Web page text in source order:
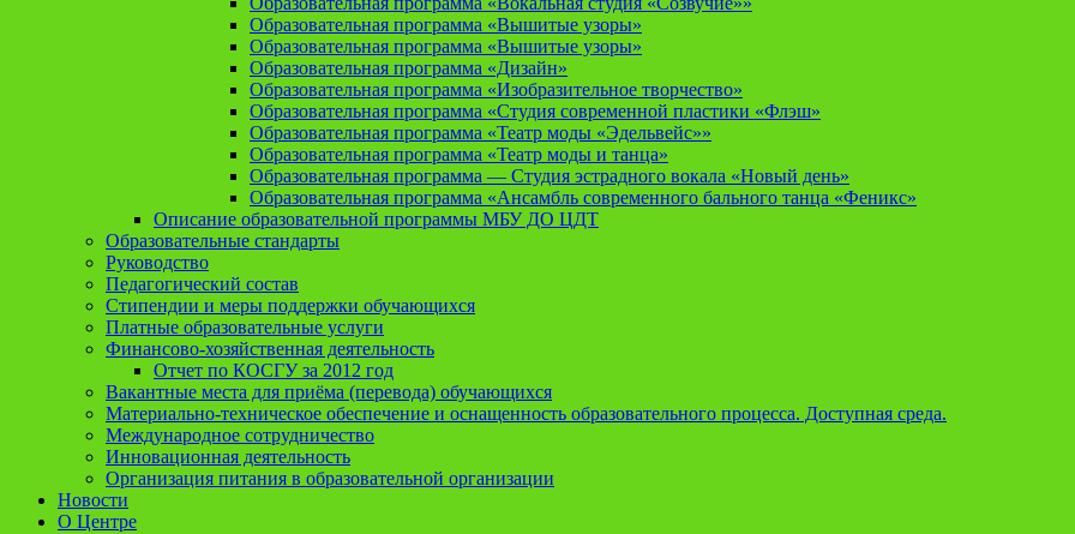
Образовательная программа «Вышитые узоры»
Образовательная программа «Вышитые узоры»
Образовательная программа «Дизайн»
Образовательная программа «Изобразительное творчество»
Образовательная программа «Студия современной пластики «Флэш»
Образовательная программа «Театр моды «Эдельвейс»»
Образовательная программа «Театр моды и танца»
Образовательная программа — Студия эстрадного вокала «Новый день»
Образовательная программа «Ансамбль современного бального танца «Феникс»
Описание образовательной программы МБУ ДО ЦДТ
Образовательные стандарты
Руководство
Педагогический состав
Стипендии и меры поддержки обучающихся
Платные образовательные услуги
Финансово-хозяйственная деятельность
Отчет по КОСГУ за 2012 год
Вакантные места для приёма (перевода) обучающихся
Материально-техническое обеспечение и оснащенность образовательного процесса. Доступная среда.
Международное сотрудничество
Инновационная деятельность
Организация питания в образовательной организации
Новости
О Центре